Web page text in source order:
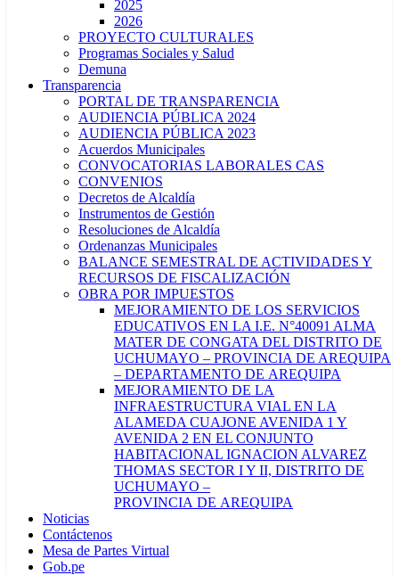
2025
2026
PROYECTO CULTURALES
Programas Sociales y Salud
Demuna
Transparencia
PORTAL DE TRANSPARENCIA
AUDIENCIA PÚBLICA 2024
AUDIENCIA PÚBLICA 2023
Acuerdos Municipales
CONVOCATORIAS LABORALES CAS
CONVENIOS
Decretos de Alcaldía
Instrumentos de Gestión
Resoluciones de Alcaldía
Ordenanzas Municipales
BALANCE SEMESTRAL DE ACTIVIDADES Y
RECURSOS DE FISCALIZACIÓN
OBRA POR IMPUESTOS
MEJORAMIENTO DE LOS SERVICIOS
EDUCATIVOS EN LA I.E. N°40091 ALMA
MATER DE CONGATA DEL DISTRITO DE
UCHUMAYO – PROVINCIA DE AREQUIPA
– DEPARTAMENTO DE AREQUIPA
MEJORAMIENTO DE LA
INFRAESTRUCTURA VIAL EN LA
ALAMEDA CUAJONE AVENIDA 1 Y
AVENIDA 2 EN EL CONJUNTO
HABITACIONAL IGNACION ALVAREZ
THOMAS SECTOR I Y II, DISTRITO DE
UCHUMAYO –
PROVINCIA DE AREQUIPA
Noticias
Contáctenos
Mesa de Partes Virtual
Gob.pe